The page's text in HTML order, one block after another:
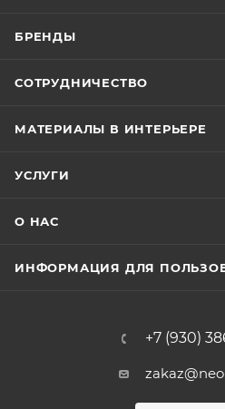
БРЕНДЫ
СОТРУДНИЧЕСТВО
МАТЕРИАЛЫ В ИНТЕРЬЕРЕ
УСЛУГИ
О НАС
ИНФОРМАЦИЯ ДЛЯ
+7 (930)